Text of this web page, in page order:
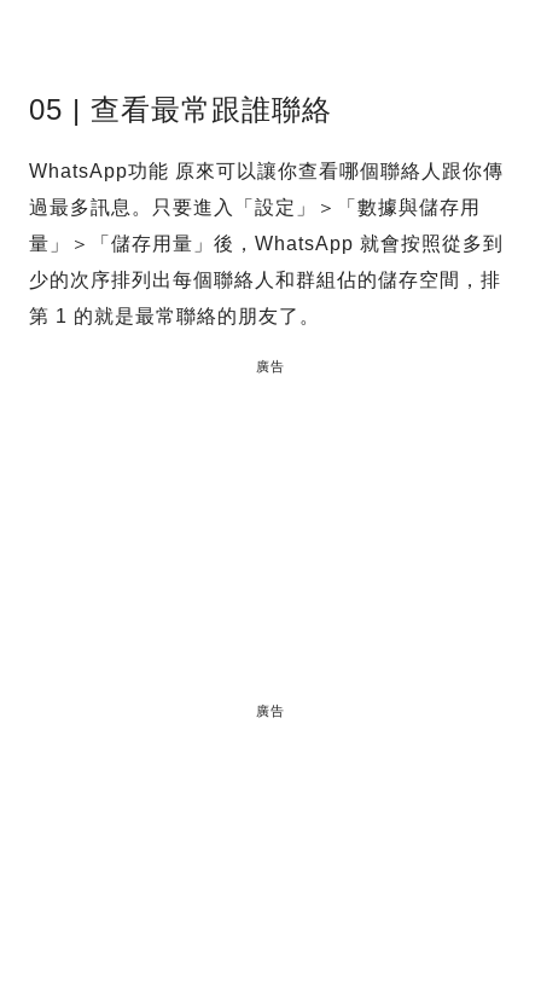
05 | 查看最常跟誰聯絡
WhatsApp功能 原來可以讓你查看哪個聯絡人跟你傳
過最多訊息。只要進入「設定」＞「數據與儲存用
量」＞「儲存用量」後，WhatsApp 就會按照從多到
少的次序排列出每個聯絡人和群組佔的儲存空間，排
第 1 的就是最常聯絡的朋友了。
廣告
廣告